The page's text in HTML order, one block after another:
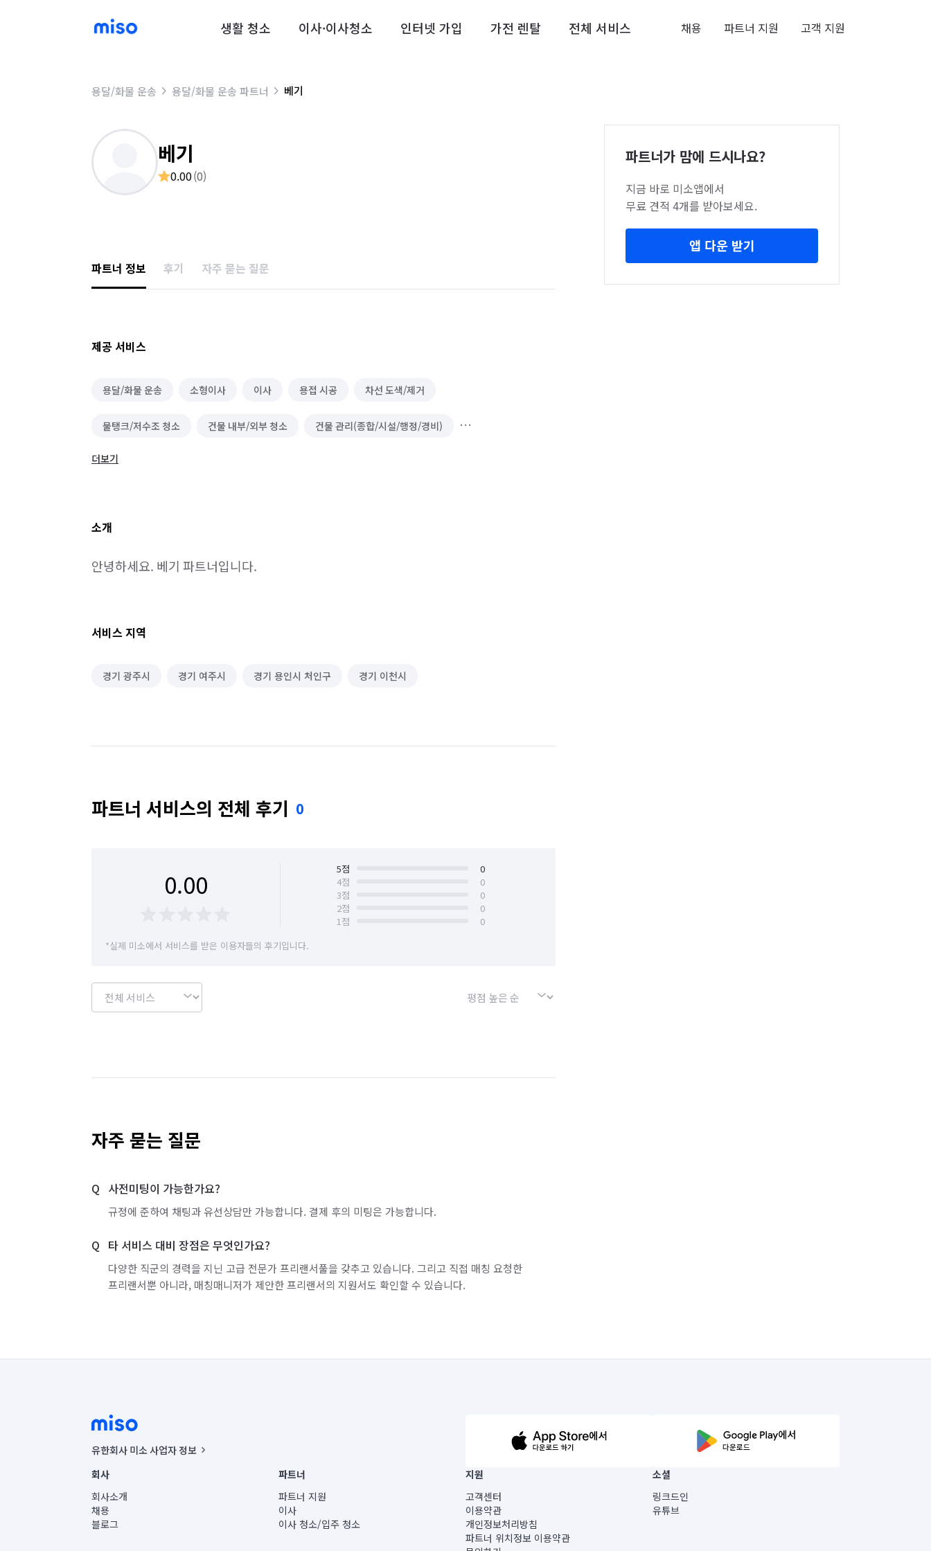
생활 청소 이사·이사청소 인터넷 가입 가전 렌탈 전체 서비스 채용 파트너 지원 고객 지원
용달/화물 운송 용달/화물 운송 파트너 베기
베기
0.00(0)
파트너 정보 후기 자주 묻는 질문
제공 서비스
용달/화물 운송 소형이사 이사 용접 시공 차선 도색/제거
물탱크/저수조 청소 건물 내부/외부 청소 건물 관리(종합/시설/행정/경비)
카페트 청소
아스팔트/콘크리트 시공
그물망 설치 (안전망/스포츠망 등)
더보기
소개
안녕하세요. 베기 파트너입니다.
서비스 지역
경기 광주시 경기 여주시 경기 용인시 처인구 경기 이천시
파트너 서비스의 전체 후기 0
0.00 5점
0
4점
0
3점
0
2점
0
1점
0
*실제 미소에서 서비스를 받은 이용자들의 후기입니다.
자주 묻는 질문
사전미팅이 가능한가요?
규정에 준하여 채팅과 유선상담만 가능합니다. 결제 후의 미팅은 가능합니다.
타 서비스 대비 장점은 무엇인가요?
다양한 직군의 경력을 지닌 고급 전문가 프리랜서풀을 갖추고 있습니다. 그리고 직접 매칭 요청한
프리랜서뿐 아니라, 매칭매니저가 제안한 프리랜서의 지원서도 확인할 수 있습니다.
파트너가 맘에 드시나요?
지금 바로 미소앱에서
무료 견적 4개를 받아보세요.
앱 다운 받기
유한회사 미소 사업자 정보
사업자등록번호 : 291-87-00271 | 인허가번호 : 2016-3220163-14-5-00019 |
통신판매신고번호 : 2024-서울종로-1400(공정거래위원회 정보) |
대표이사 : CHING VICTOR COLUMBIA RHEE
주소 | 본사: 서울특별시 종로구 율곡로 6(중학동, 트윈트리빌딩) B동 5층
컨택센터 : 서울특별시 종로구 수송동 율곡로 24, 7층, 8층 미소
회사
회사소개
채용
블로그
파트너
파트너 지원
이사
이사 청소/입주 청소
지원
고객센터
이용약관
개인정보처리방침
파트너 위치정보 이용약관
소셜
링크드인
유튜브